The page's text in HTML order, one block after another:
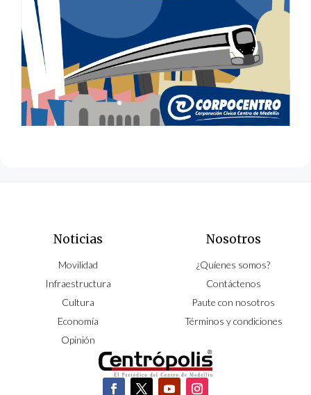
Noticias
Movilidad
Infraestructura
Cultura
Economía
Opinión
Nosotros
¿Quíenes somos?
Contáctenos
Paute con nosotros
Términos y condiciones